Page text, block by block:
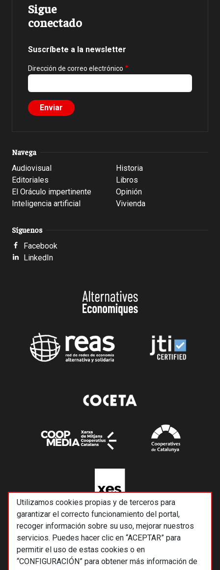
Utilizamos cookies propias y de terceros para
garantizar el correcto funcionamiento del portal,
recoger información sobre su uso, mejorar nuestros
servicios. Puedes hacer clic en “ACEPTAR” para
permitir el uso de estas cookies o en
“CONFIGURACIÓN” para obtener más información de
Sigue
conectado
Suscríbete a la newsletter
Dirección de correo electrónico
Navega
Audiovisual
Editoriales
El Oráculo impertinente
Inteligencia artificial
Historia
Libros
Opinión
Vivienda
Síguenos
Facebook
LinkedIn